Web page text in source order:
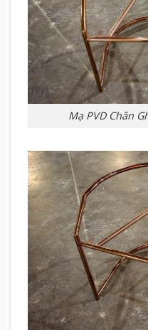
Mạ PVD Chân